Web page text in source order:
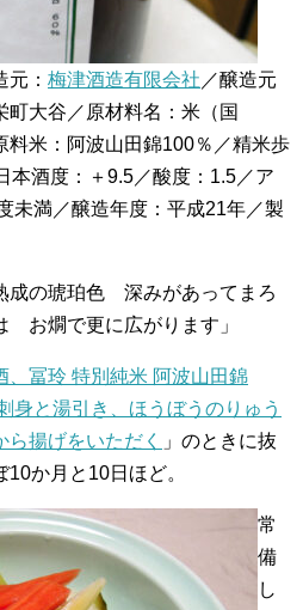
元： 梅津酒造有限会社 ／醸造元
町大谷／原材料名：米（国
料米：阿波山田錦100％／精米歩
本酒度：＋9.5／酸度：1.5／ア
未満／醸造年度：平成21年／製
成の琥珀色 深みがあってまろ
お燗で更に広がります」
、冨玲 特別純米 阿波山田錦
身と湯引き、ほうぼうのりゅう
揚げをいただく
」のときに抜
か月と10日ほど。
常
備
し